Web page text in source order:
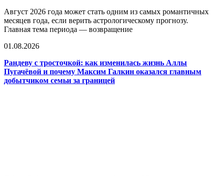
Август 2026 года может стать одним из самых романтичных
месяцев года, если верить астрологическому прогнозу.
Главная тема периода — возвращение
01.08.2026
Рандеву с тросточкой: как изменилась жизнь Аллы
Пугачёвой и почему Максим Галкин оказался главным
добытчиком семьи за границей